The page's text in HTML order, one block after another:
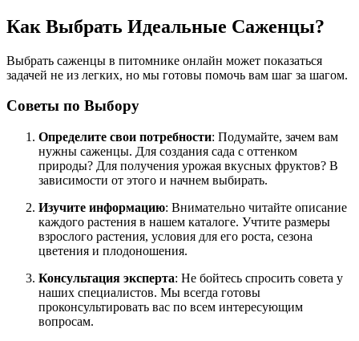
Как Выбрать Идеальные Саженцы?
Выбрать саженцы в питомнике онлайн может показаться
задачей не из легких, но мы готовы помочь вам шаг за шагом.
Советы по Выбору
Определите свои потребности: Подумайте, зачем вам
нужны саженцы. Для создания сада с оттенком
природы? Для получения урожая вкусных фруктов? В
зависимости от этого и начнем выбирать.
Изучите информацию: Внимательно читайте описание
каждого растения в нашем каталоге. Учтите размеры
взрослого растения, условия для его роста, сезона
цветения и плодоношения.
Консультация эксперта: Не бойтесь спросить совета у
наших специалистов. Мы всегда готовы
проконсультировать вас по всем интересующим
вопросам.